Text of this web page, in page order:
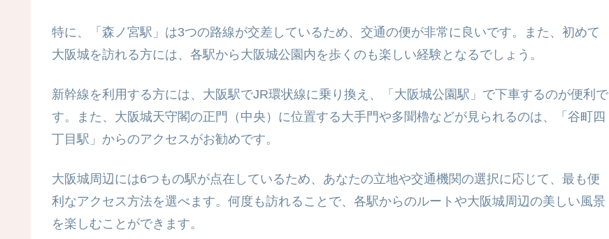
特に、「森ノ宮駅」は3つの路線が交差しているため、交通の便が非常に良いです。また、初めて
大阪城を訪れる方には、各駅から大阪城公園内を歩くのも楽しい経験となるでしょう。
新幹線を利用する方には、大阪駅でJR環状線に乗り換え、「大阪城公園駅」で下車するのが便利で
す。また、大阪城天守閣の正門（中央）に位置する大手門や多聞櫓などが見られるのは、「谷町四
丁目駅」からのアクセスがお勧めです。
大阪城周辺には6つもの駅が点在しているため、あなたの立地や交通機関の選択に応じて、最も便
利なアクセス方法を選べます。何度も訪れることで、各駅からのルートや大阪城周辺の美しい風景
を楽しむことができます。